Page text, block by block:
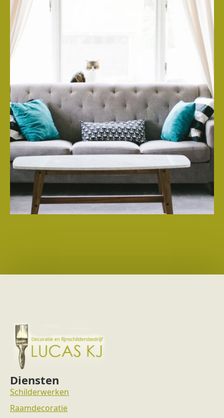
Diensten
Schilderwerken
Raamdecoratie